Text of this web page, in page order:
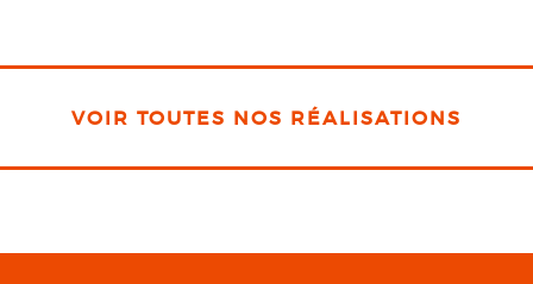
VOIR TOUTES NOS RÉALISATIONS